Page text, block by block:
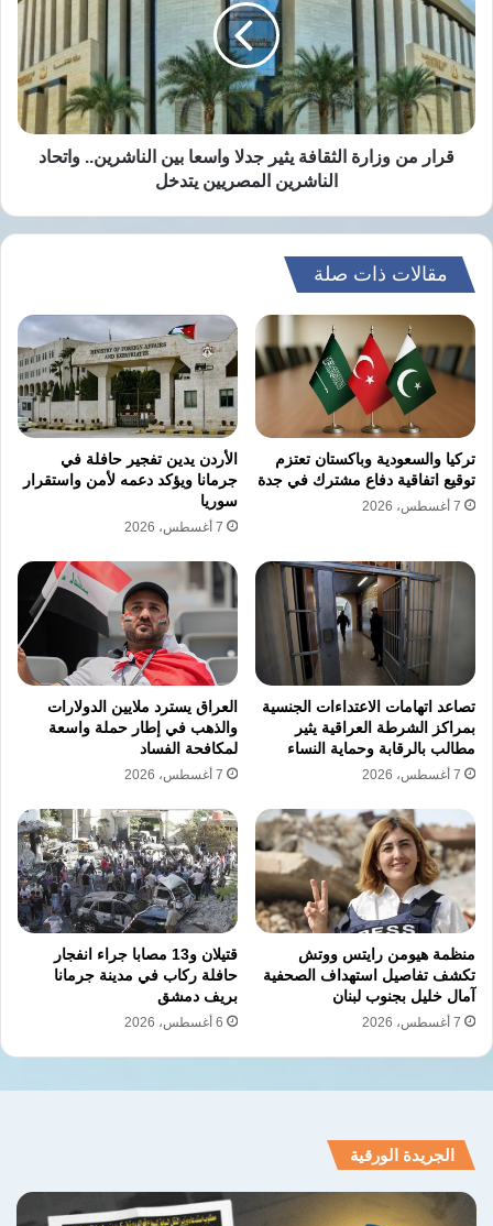
الثقافة
يثير
جدلا
واسعا
بين
الناشرين..
واتحادقرار من وزارة الثقافة يثير جدلا واسعا بين الناشرين.. واتحاد
الناشرين المصريين يتدخل
مقالات ذات صلة
تركيا والسعودية وباكستان تعتزم
توقيع اتفاقية دفاع مشترك في جدة
7 أغسطس، 2026
الأردن يدين تفجير حافلة في
جرمانا ويؤكد دعمه لأمن واستقرار
سوريا
7 أغسطس، 2026
تصاعد اتهامات الاعتداءات الجنسية
بمراكز الشرطة العراقية يثير
مطالب بالرقابة وحماية النساء
7 أغسطس، 2026
العراق يسترد ملايين الدولارات
والذهب في إطار حملة واسعة
لمكافحة الفساد
7 أغسطس، 2026
منظمة هيومن رايتس ووتش
تكشف تفاصيل استهداف الصحفية
آمال خليل بجنوب لبنان
7 أغسطس، 2026
قتيلان و13 مصابا جراء انفجار
حافلة ركاب في مدينة جرمانا
بريف دمشق
6 أغسطس، 2026
الجريدة الورقية